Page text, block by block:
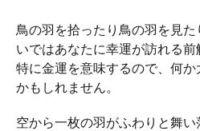
鳥の羽を拾ったり鳥の羽を見
いではあなたに幸運が訪れる前
特に金運を意味するので、何
かもしれません。
空から一枚の羽がふわりと舞